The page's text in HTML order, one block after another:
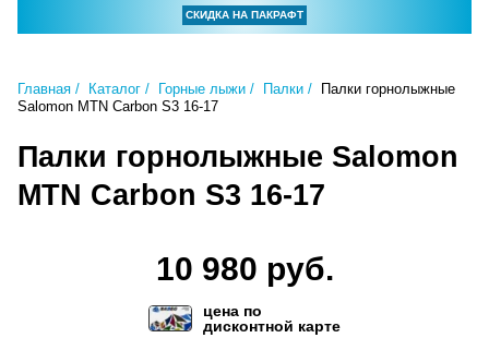
СКИДКА НА ПАКРАФТ
Главная Каталог Горные лыжи Палки
Палки горнолыжные
Salomon MTN Carbon S3 16-17
Палки горнолыжные Salomon
MTN Carbon S3 16-17
10 980 руб.
цена по
дисконтной карте